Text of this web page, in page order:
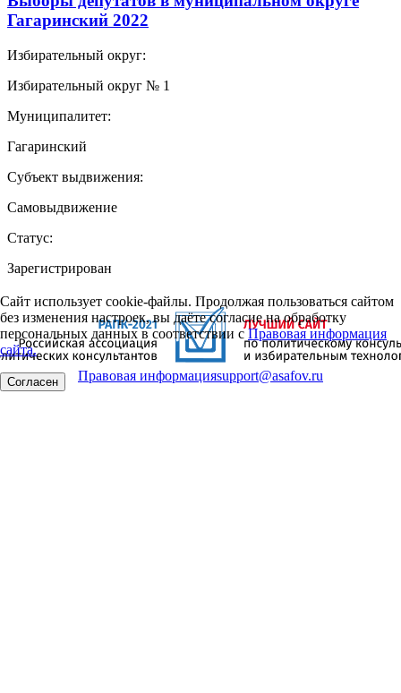
Гагаринский 2022
Избирательный округ:
Избирательный округ № 1
Муниципалитет:
Гагаринский
Субъект выдвижения:
Самовыдвижение
Статус:
Зарегистрирован
Сайт использует cookie-файлы. Продолжая пользоваться сайтом
без изменения настроек, вы даёте согласие на обработку
персональных данных в соответствии сПравовая информация
сайта.
Согласен Правовая информацияsupport@asafov.ru